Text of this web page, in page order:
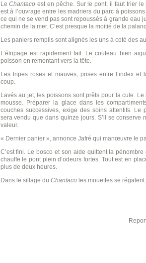
LeChantaco est en pêche. Sur le pont, il faut trier le
est à l’ouvrage entre les madriers du parc à
ce qui ne se vend pas sont repoussés à grande eau
chemin de la mer. C’est presque la moitié de la
Les paniers remplis sont alignés les uns à coté des
L’étripage est rapidement fait. Le couteau bien
poisson en remontant vers la tête.
Les tripes roses et mauves, prises entre l’index et
coup.
Lavés au jet, les poissons sont prêts pour la cule.
mousse. Préparer la glace dans les
couches successives, exige des soins attentifs. Le
sera vendu que dans quinze jours. S’il se conserve
valeur.
« Dernier panier », annonce Jafré qui manœuvre le
C’est fini. Le bosco et son aide quittent la
chauffe le pont plein d’odeurs fortes. Tout est en
plus de deux heures.
Dans le sillage du Chantacoles mouettes se régalent.
Reportage de